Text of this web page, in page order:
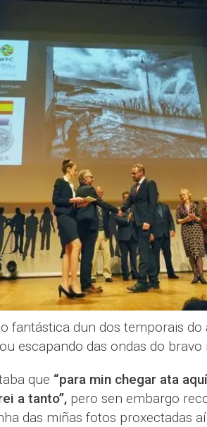
fantástica dun dos temporais do
escapando das ondas do
que “para min chegar ata
a tanto”, pero sen embargo
das miñas fotos proxectadas